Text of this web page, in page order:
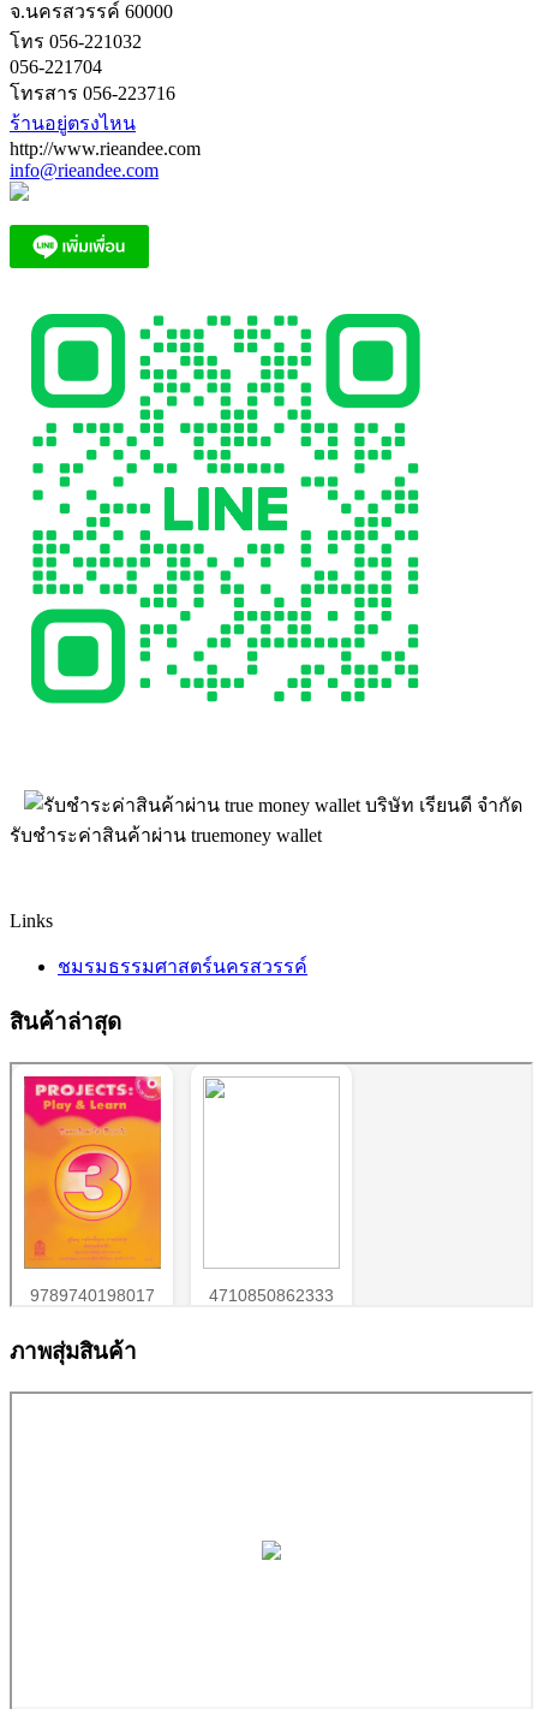
จ.นครสวรรค์ 60000
โทร 056-221032
056-221704
โทรสาร 056-223716
ร้านอยู่ตรงไหน
http://www.rieandee.com
info@rieandee.com
บริษัท เรียนดี จำกัด
รับชำระค่าสินค้าผ่าน truemoney wallet
Links
ชมรมธรรมศาสตร์นครสวรรค์
สินค้าล่าสุด
ภาพสุ่มสินค้า